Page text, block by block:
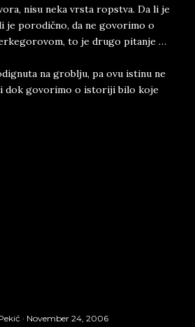
nisu neka vrsta ropstva. Da li je
je porodično, da ne govorimo o
to je drugo pitanje …
na groblju, pa ovu istinu ne
dok govorimo o istoriji bilo koje
November 24, 2006